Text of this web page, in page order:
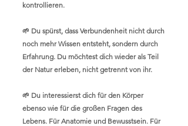
kontrollieren.
🌱 Du spürst, dass Verbundenheit nicht durch
noch mehr Wissen entsteht, sondern durch
Erfahrung. Du möchtest dich wieder als Teil
der Natur erleben, nicht getrennt von ihr.
🌱 Du interessierst dich für den Körper
ebenso wie für die großen Fragen des
Lebens. Für Anatomie und Bewusstsein. Für